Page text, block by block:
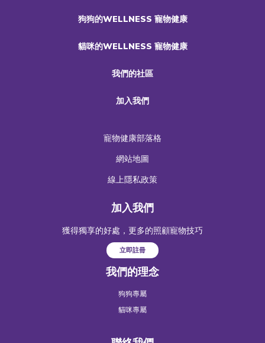
狗狗的WELLNESS 寵物健康
貓咪的WELLNESS 寵物健康
我們的社區
加入我們
寵物健康部落格
網站地圖
線上隱私政策
加入我們
獲得獨享的好處，更多的照顧寵物技巧
立即註冊
我們的理念
狗狗專屬
貓咪專屬